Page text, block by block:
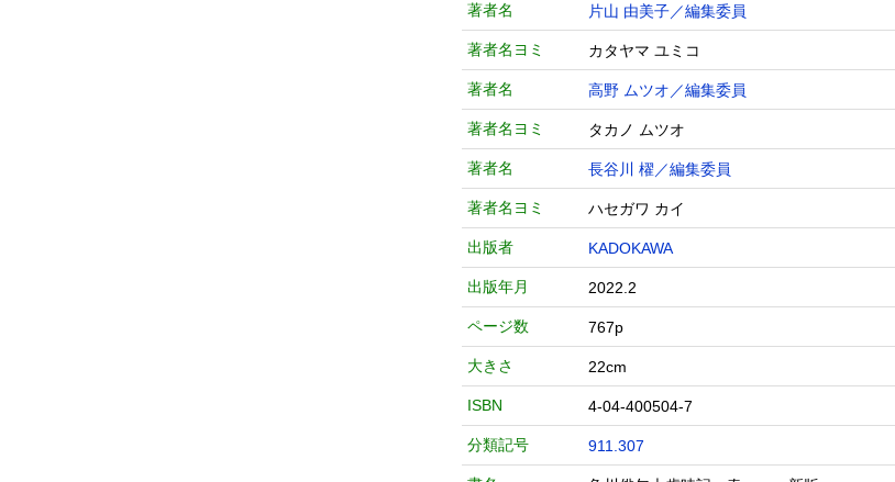
著者名 片山 由美子／編集委員
著者名ヨミ カタヤマ ユミコ
著者名 高野 ムツオ／編集委員
著者名ヨミ タカノ ムツオ
著者名 長谷川 櫂／編集委員
著者名ヨミ ハセガワ カイ
出版者 KADOKAWA
出版年月 2022.2
ページ数 767p
大きさ 22cm
ISBN 4-04-400504-7
分類記号 911.307